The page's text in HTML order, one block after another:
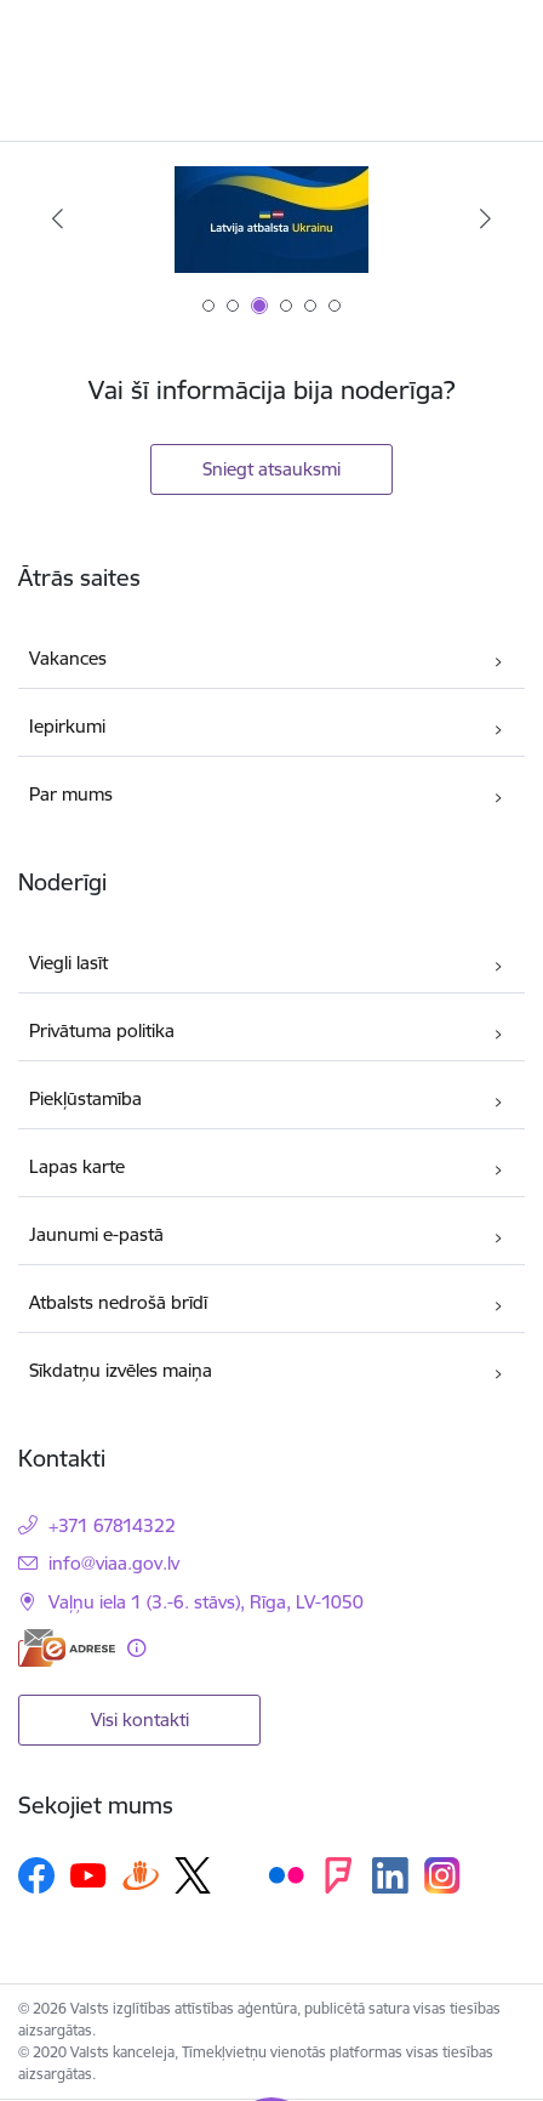
Vai šī informācija bija noderīga?
Sniegt atsauksmi
Ātrās saites
Vakances
Iepirkumi
Par mums
Noderīgi
Viegli lasīt
Privātuma politika
Piekļūstamība
Lapas karte
Jaunumi e-pastā
Atbalsts nedrošā brīdī
Sīkdatņu izvēles maiņa
Kontakti
+371 67814322
E-pasts:
info@viaa.gov.lv
Vaļņu iela 1 (3.-6. stāvs), Rīga, LV-1050
Visi kontakti
Sekojiet mums
© 2026 Valsts izglītības attīstības aģentūra, publicētā satura visas tiesības
aizsargātas.
© 2020 Valsts kanceleja, Tīmekļvietņu vienotās platformas visas tiesības
aizsargātas.